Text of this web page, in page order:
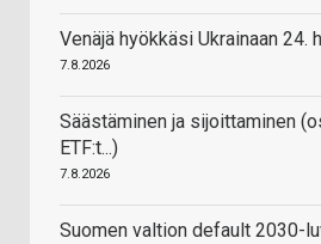
Venäjä hyökkäsi Ukrainaan 24.
7.8.2026
Säästäminen ja sijoittaminen
ETF:t...)
7.8.2026
Suomen valtion default 2030-